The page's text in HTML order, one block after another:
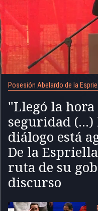
Posesión Abelardo de la
"Llegó la
seguridad
diálogo está
De la
ruta de su
discurso